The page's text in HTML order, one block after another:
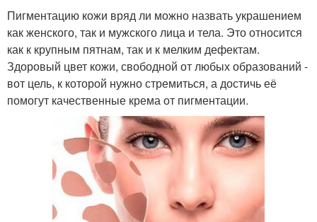
Пигментацию кожи вряд ли можно назвать украшением
как женского, так и мужского лица и тела. Это относится
как к крупным пятнам, так и к мелким дефектам.
Здоровый цвет кожи, свободной от любых образований -
вот цель, к которой нужно стремиться, а достичь её
помогут качественные крема от пигментации.